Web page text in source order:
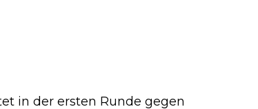
in der ersten Runde gegen